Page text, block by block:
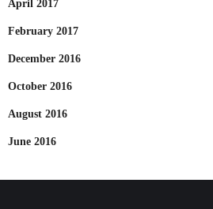
April 2017
February 2017
December 2016
October 2016
August 2016
June 2016